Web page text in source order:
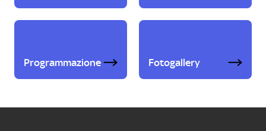
Programmazione Fotogallery